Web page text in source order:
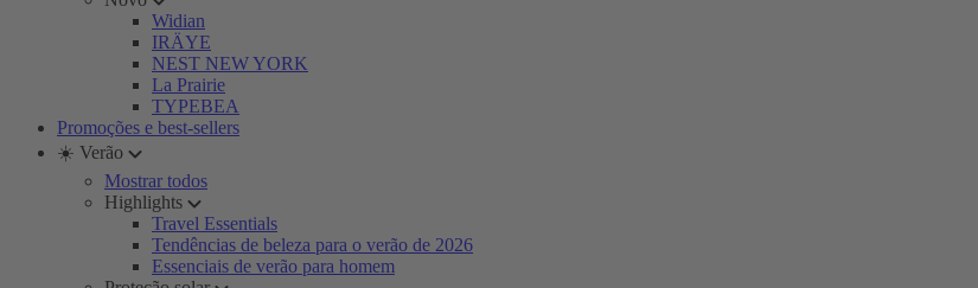
Widian
IRÄYE
NEST NEW YORK
La Prairie
TYPEBEA
Promoções e best-sellers
☀️ Verão
Mostrar todos
Highlights
Travel Essentials
Tendências de beleza para o verão de 2026
Essenciais de verão para homem